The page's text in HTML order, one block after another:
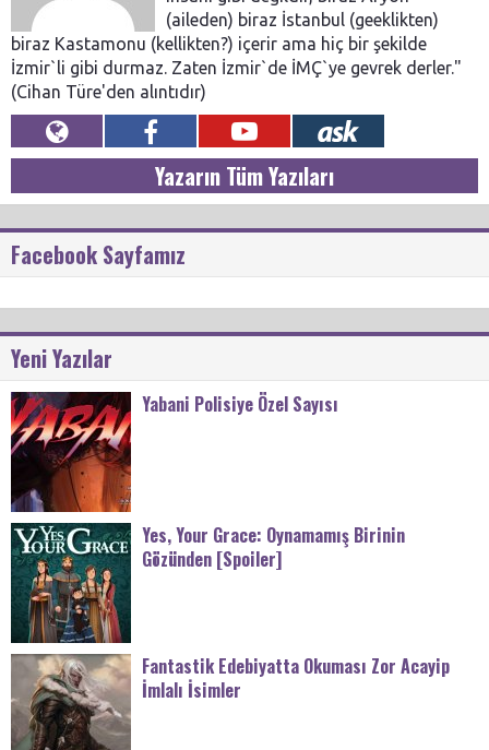
(aileden) biraz İstanbul (geeklikten)
biraz Kastamonu (kellikten?) içerir ama hiç bir şekilde
İzmir`li gibi durmaz. Zaten İzmir`de İMÇ`ye gevrek derler."
(Cihan Türe'den alıntıdır)
Yazarın Tüm Yazıları
Facebook Sayfamız
Yeni Yazılar
Yabani Polisiye Özel Sayısı
Yes, Your Grace: Oynamamış Birinin
Gözünden [Spoiler]
Fantastik Edebiyatta Okuması Zor Acayip
İmlalı İsimler